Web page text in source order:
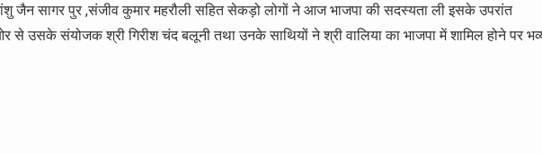
जैन सागर पुर ,संजीव कुमार महरौली सहित सेकड़ो लोगों ने आज भाजपा की सदस्यता ली इसके उपरांत
से उसके संयोजक श्री गिरीश चंद बलूनी तथा उनके साथियों ने श्री वालिया का भाजपा में शामिल होने पर